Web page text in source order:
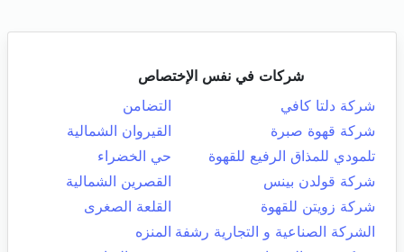
شركات في نفس الإختصاص
شركة دلتا كافي
التضامن
شركة قهوة صبرة
القيروان الشمالية
تلمودي للمذاق الرفيع للقهوة
حي الخضراء
شركة قولدن بينس
القصرين الشمالية
شركة زويتن للقهوة
القلعة الصغرى
الشركة الصناعية و التجارية رشفة المنزه